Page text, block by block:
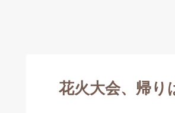
花火大会、帰り